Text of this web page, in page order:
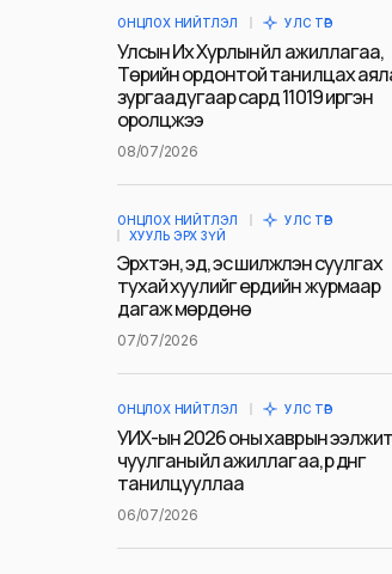
ОНЦЛОХ НИЙТЛЭЛ УЛС ТӨР
Улсын Их Хурлын үйл ажиллагаа,
Төрийн ордонтой танилцах
зургаадугаар сард 11019 иргэн
оролцжээ
08/07/2026
ОНЦЛОХ НИЙТЛЭЛ
УЛС ТӨР
ХУУЛЬ ЭРХ ЗҮЙ
Эрхтэн, эд, эс шилжүүлэн суулгах
тухай хуулийг ердийн журмаар
дагаж мөрдөнө
07/07/2026
ОНЦЛОХ НИЙТЛЭЛ УЛС ТӨР
УИХ-ын 2026 оны хаврын ээлжит
чуулганы үйл ажиллагаа, үр дүнг
танилцууллаа
06/07/2026